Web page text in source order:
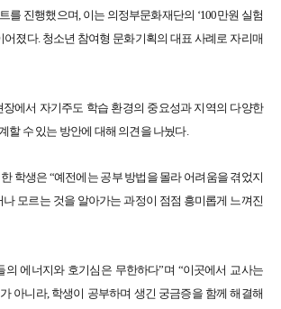
를 진행했으며, 이는 의정부문화재단의 ‘100만원 실험
어졌다. 청소년 참여형 문화기획의 대표 사례로 자리매
에서 자기주도 학습 환경의 중요성과 지역의 다양한
할 수 있는 방안에 대해 의견을 나눴다.
학생은 “예전에는 공부 방법을 몰라 어려움을 겪었지
나 모르는 것을 알아가는 과정이 점점 흥미롭게 느껴진
의 에너지와 호기심은 무한하다”며 “이곳에서 교사는
아니라, 학생이 공부하며 생긴 궁금증을 함께 해결해